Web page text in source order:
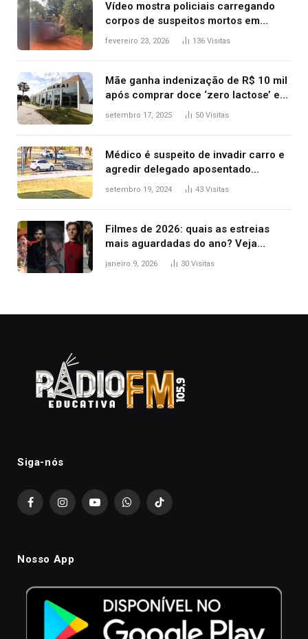
Vídeo mostra policiais carregando
corpos de suspeitos mortos em
confronto dentro de caminhonete
fevereiro 23, 2026 136 Visitas
Mãe ganha indenização de R$ 10 mil
após comprar doce ‘zero lactose’ e
filha ter reação alérgica grave
setembro 17, 2025 50 Visitas
Médico é suspeito de invadir carro e
agredir delegado aposentado
durante confusão no trânsito
setembro 19, 2024 43 Visitas
Filmes de 2026: quais as estreias
mais aguardadas do ano? Veja
principais lançamentos do cinema
janeiro 9, 2026 30 Visitas
Siga-nós
FacebookInstagramYouTubeWhatsAppTikTok
Nosso App